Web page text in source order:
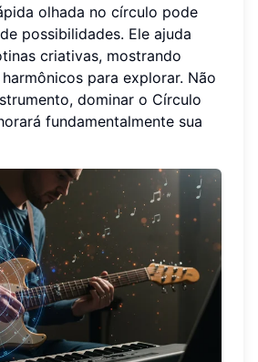
olhada no círculo pode
possibilidades. Ele ajuda
criativas, mostrando
para explorar. Não
dominar o Círculo
fundamentalmente sua